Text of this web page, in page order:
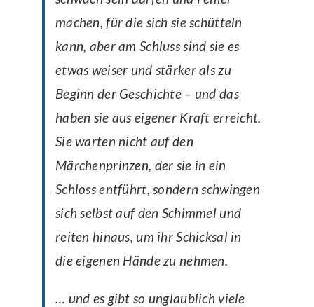
machen, für die sich sie schütteln
kann, aber am Schluss sind sie es
etwas weiser und stärker als zu
Beginn der Geschichte – und das
haben sie aus eigener Kraft erreicht.
Sie warten nicht auf den
Märchenprinzen, der sie in ein
Schloss entführt, sondern schwingen
sich selbst auf den Schimmel und
reiten hinaus, um ihr Schicksal in
die eigenen Hände zu nehmen.
… und es gibt so unglaublich viele